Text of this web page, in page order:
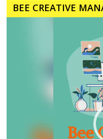
BEE CREATIVE